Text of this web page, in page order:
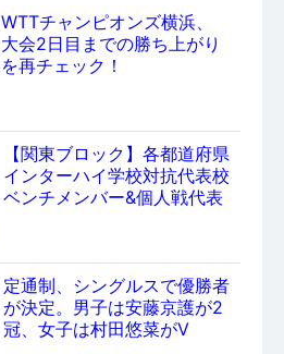
WTTチャンピオンズ横浜、
大会2日目までの勝ち上がり
を再チェック！
【関東ブロック】各都道府県
インターハイ学校対抗代表校
ベンチメンバー&個人戦代表
定通制、シングルスで優勝者
が決定。男子は安藤京護が2
冠、女子は村田悠菜がV